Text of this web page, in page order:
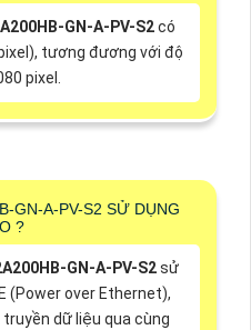
GN-A-PV-S2có
tương đương với độ
pixel.
GN-A-PV-S2 SỬ DỤNG
?
GN-A-PV-S2sử
(Power over Ethernet),
dữ liệu qua cùng